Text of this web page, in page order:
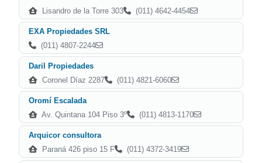
Lisandro de la Torre 303
(011) 4642-4454
EXA Propiedades SRL
(011) 4807-2244
Daril Propiedades
Coronel Díaz 2287
(011) 4821-6060
Oromí Escalada
Av. Quintana 104 Piso 3º
(011) 4813-1170
Arquicor consultora
Paraná 426 piso 15 F
(011) 4372-3419